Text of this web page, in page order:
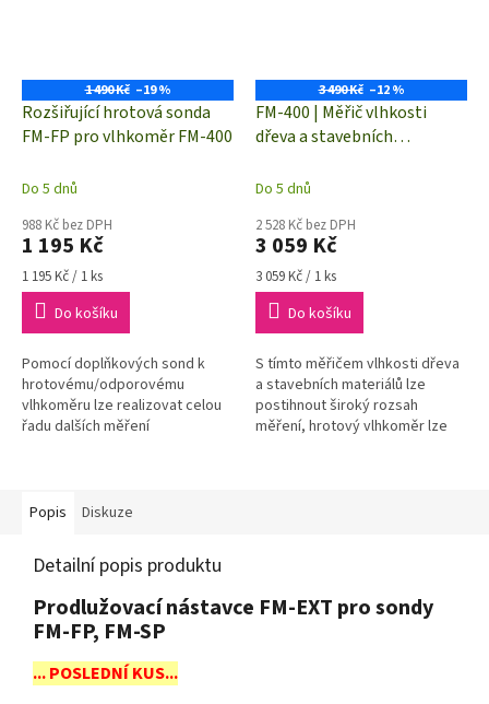
1 490 Kč –19 %
Rozšiřující hrotová sonda
FM-FP pro vlhkoměr FM-400
Do 5 dnů
988 Kč bez DPH
1 195 Kč
Měrná
cena:
1 195 Kč / 1 ks
Do košíku
Pomocí doplňkových sond k
hrotovému/odporovému
vlhkoměru lze realizovat celou
řadu dalších měření
3 490 Kč –12 %
FM-400 | Měřič vlhkosti
dřeva a stavebních
Do 5 dnů
2 528 Kč bez DPH
3 059 Kč
Měrná
cena:
3 059 Kč / 1 ks
Do košíku
S tímto měřičem vlhkosti dřeva
a stavebních materiálů lze
postihnout široký rozsah
měření, hrotový vlhkoměr lze
Popis Diskuze
Detailní popis produktu
Prodlužovací nástavce FM-EXT pro sondy
FM-FP, FM-SP
... POSLEDNÍ KUS...